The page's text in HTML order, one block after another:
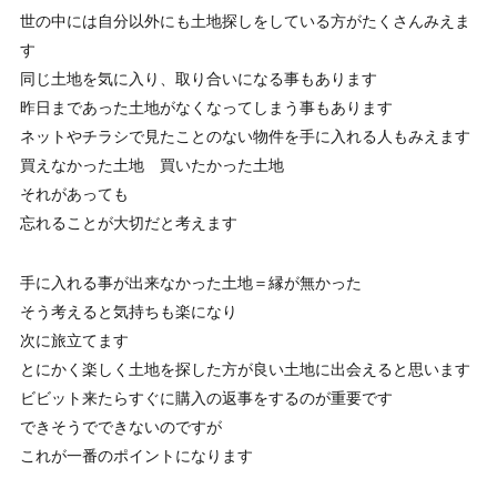
世の中には自分以外にも土地探しをしている方がたくさんみえま
す
同じ土地を気に入り、取り合いになる事もあります
昨日まであった土地がなくなってしまう事もあります
ネットやチラシで見たことのない物件を手に入れる人もみえます
買えなかった土地 買いたかった土地
それがあっても
忘れることが大切だと考えます
手に入れる事が出来なかった土地＝縁が無かった
そう考えると気持ちも楽になり
次に旅立てます
とにかく楽しく土地を探した方が良い土地に出会えると思います
ビビット来たらすぐに購入の返事をするのが重要です
できそうでできないのですが
これが一番のポイントになります